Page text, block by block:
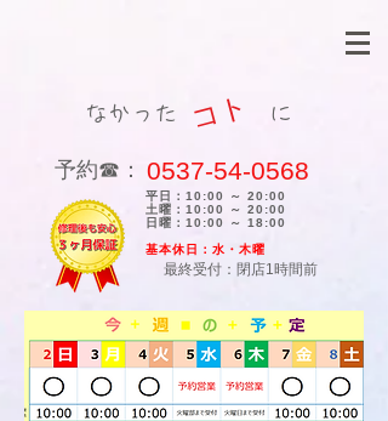
コト
なかった に
​予約☎： 0537-54-0568
平日：10:00 ～ 20:00
土曜：10:00 ～ 20:00
日曜：10:00 ～ 18:00
​基本休日：水・木曜
最終受付：閉店1時間前